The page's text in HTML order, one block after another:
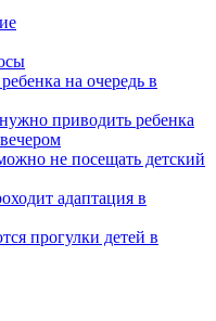
на очередь в
приводить ребенка
не посещать детский
адаптация в
прогулки детей в